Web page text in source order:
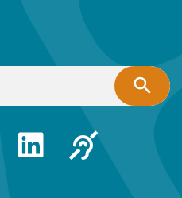
search
LinkedinApsah Sourd